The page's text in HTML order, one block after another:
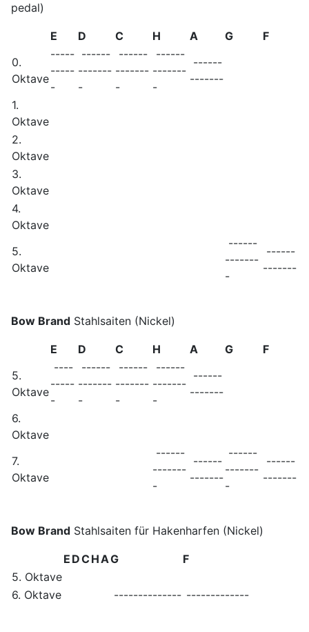
pedal)
E D C H A G
F
0.
Oktave
-----
-----
-
------
-------
-
------
-------
-
------
-------
-
------
-------
1.
Oktave
2.
Oktave
3.
Oktave
4.
Oktave
5.
Oktave
------
-------
-
------
-------
Bow Brand Stahlsaiten (Nickel)
E D C H A G
F
5.
Oktave
----
-----
-
------
-------
-
------
-------
-
------
-------
-
------
-------
6.
Oktave
7.
Oktave
------
-------
-
------
-------
------
-------
-
------
-------
Bow Brand Stahlsaiten für Hakenharfen (Nickel)
E DCHAG
F
5. Oktave
6. Oktave
-------------- -------------